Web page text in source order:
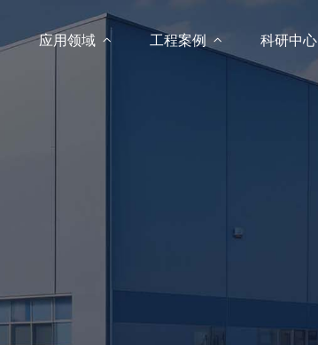
应用领域  工程案例  科研中心